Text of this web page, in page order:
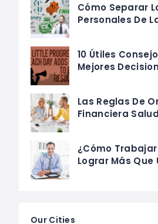
Cómo Separar
Personales De
10 Útiles
Mejores
Las Reglas De
Financiera
¿Cómo
Lograr Más Que
Our Cities